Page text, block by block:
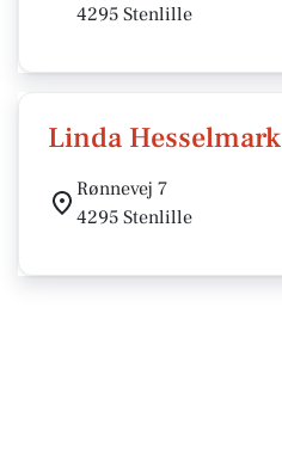
4295 Stenlille
Linda Hesselmark
Rønnevej 7
4295 Stenlille